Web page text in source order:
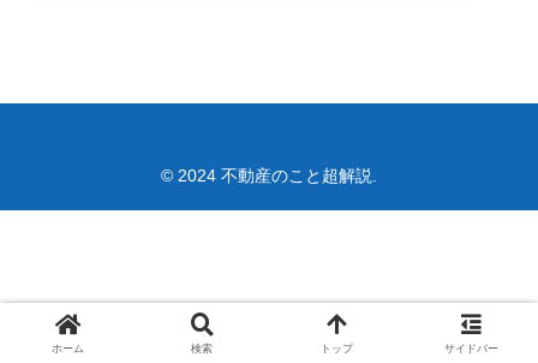
© 2024 不動産のこと超解説.
ホーム 検索 トップ サイドバー